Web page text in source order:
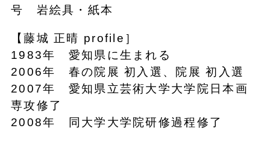
号 岩絵具・紙本
【藤城 正晴 profile］
1983年 愛知県に生まれる
2006年 春の院展 初入選、院展 初入選
2007年 愛知県立芸術大学大学院日本画
専攻修了
2008年 同大学大学院研修過程修了